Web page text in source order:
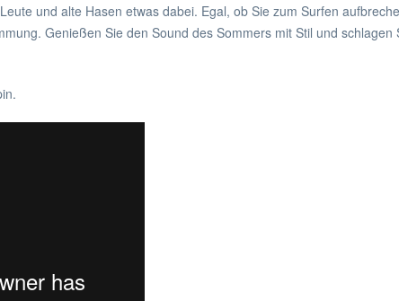
und alte Hasen etwas dabei. Egal, ob Sie zum Surfen
Genießen Sie den Sound des Sommers mit Stil und schlagen